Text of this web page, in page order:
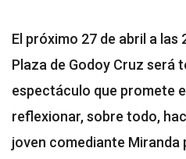
El próximo 27 de abril a las
Plaza de Godoy Cruz será
espectáculo que promete
reflexionar, sobre todo,
joven comediante Miranda